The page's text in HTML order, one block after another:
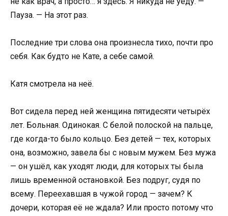
Пауза. — На этот раз.
Последние три слова она произнесла тихо, почти про
себя. Как будто не Кате, а себе самой.
Катя смотрела на неё.
Вот сидела перед ней женщина пятидесяти четырёх
лет. Больная. Одинокая. С белой полоской на пальце,
где когда-то было кольцо. Без детей — тех, которых
она, возможно, завела бы с новым мужем. Без мужа
— он ушёл, как уходят люди, для которых ты была
лишь временной остановкой. Без подруг, судя по
всему. Переехавшая в чужой город — зачем? К
дочери, которая её не ждала? Или просто потому что